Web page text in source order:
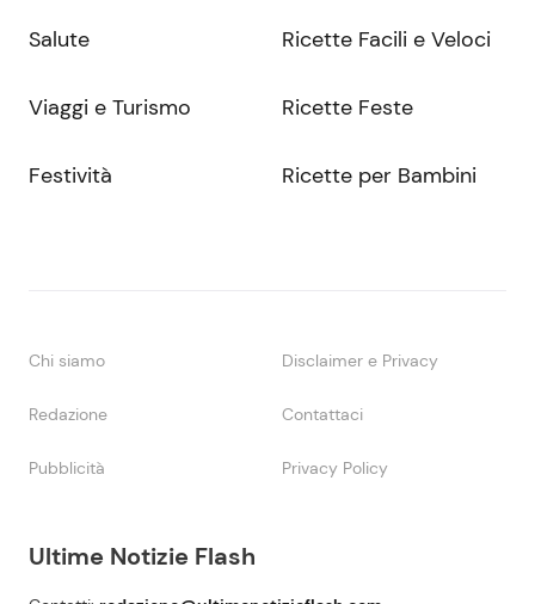
Ultime Notizie Flash
Salute
Viaggi e Turismo
Festività
Ricette Facili e Veloci
Ricette Feste
Ricette per Bambini
Chi siamo Disclaimer e Privacy
Redazione Contattaci
Pubblicità Privacy Policy